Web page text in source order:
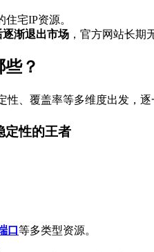
宅IP资源。
逐渐退出市场 ，官方网站长期
？
性、覆盖率等多维度出发，逐
性的王者
口 等多类型资源。